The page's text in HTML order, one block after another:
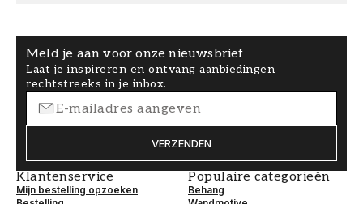
Meld je aan voor onze nieuwsbrief
Laat je inspireren en ontvang aanbiedingen
rechtstreeks in je inbox.
VERZENDEN
Klantenservice
Mijn bestelling opzoeken
Populaire categorieën
Behang